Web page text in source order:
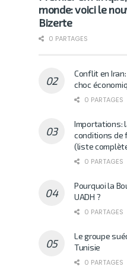
monde: voici le
Bizerte
0 PARTAGES
Conflit en
choc
0 PARTAGES
Importations:
conditions de
(liste
0 PARTAGES
Pourquoi la
UADH ?
0 PARTAGES
Le groupe
Tunisie
0 PARTAGES